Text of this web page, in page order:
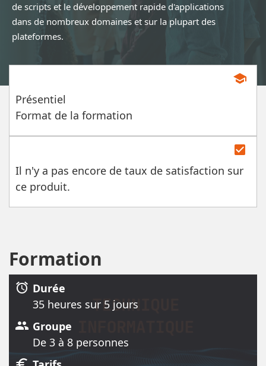
de scripts et le développement rapide d'applications
dans de nombreux domaines et sur la plupart des
plateformes.
Présentiel
Format de la formation
school
Il n'y a pas encore de taux de satisfaction sur
ce produit.
check_box
Formation
alarm Durée
35 heures sur 5 jours
group Groupe
De 3 à 8 personnes